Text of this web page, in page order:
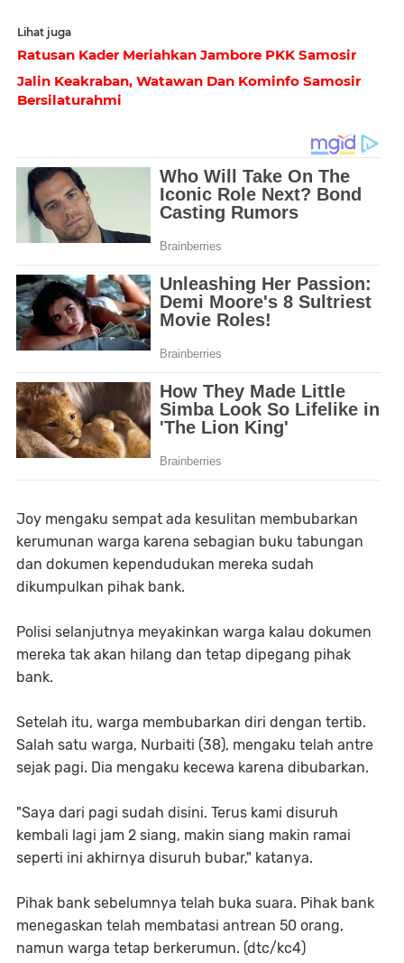
Lihat juga
Ratusan Kader Meriahkan Jambore PKK Samosir
Jalin Keakraban, Watawan Dan Kominfo Samosir
Bersilaturahmi
Joy mengaku sempat ada kesulitan membubarkan
kerumunan warga karena sebagian buku tabungan
dan dokumen kependudukan mereka sudah
dikumpulkan pihak bank.
Polisi selanjutnya meyakinkan warga kalau dokumen
mereka tak akan hilang dan tetap dipegang pihak
bank.
Setelah itu, warga membubarkan diri dengan tertib.
Salah satu warga, Nurbaiti (38), mengaku telah antre
sejak pagi. Dia mengaku kecewa karena dibubarkan.
"Saya dari pagi sudah disini. Terus kami disuruh
kembali lagi jam 2 siang, makin siang makin ramai
seperti ini akhirnya disuruh bubar," katanya.
Pihak bank sebelumnya telah buka suara. Pihak bank
menegaskan telah membatasi antrean 50 orang,
namun warga tetap berkerumun. (dtc/kc4)